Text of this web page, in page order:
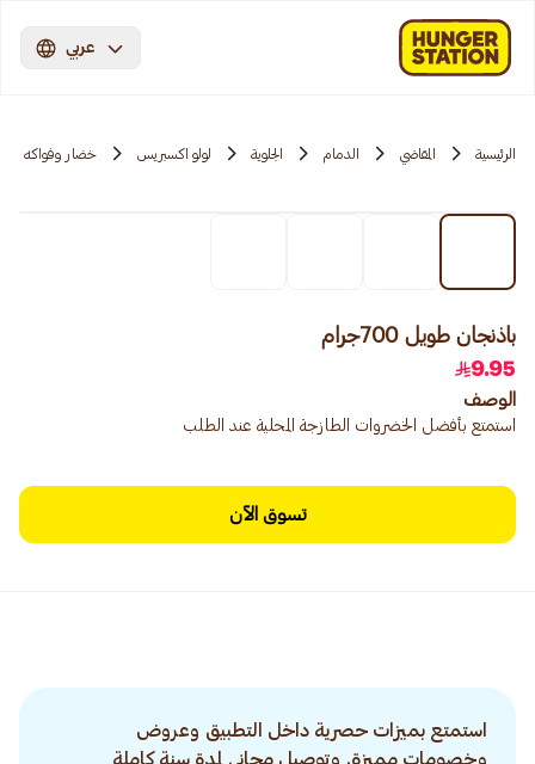
عربي
الرئيسية المقاضي الدمام الجلوية لولو اكسبريس خضار وفواكه
باذنجان طويل 700جرام
9.95
الوصف
استمتع بأفضل الخضروات الطازجة المحلية عند الطلب
تسوق الآن
استمتع بميزات حصرية داخل التطبيق وعروض
وخصومات مميزة. وتوصيل مجاني لمدة سنة كاملة